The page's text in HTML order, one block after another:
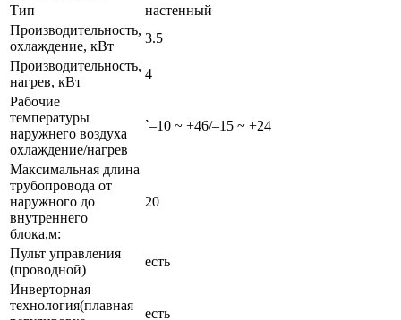
Тип
настенный
Производительность,
охлаждение, кВт
3.5
Производительность,
нагрев, кВт
4
Рабочие
температуры
наружнего воздуха
охлаждение/нагрев
`–10 ~ +46/–15 ~ +24
Максимальная длина
трубопровода от
наружного до
внутреннего
блока,м:
20
Пульт управления
(проводной)
есть
Инверторная
технология(плавная
есть